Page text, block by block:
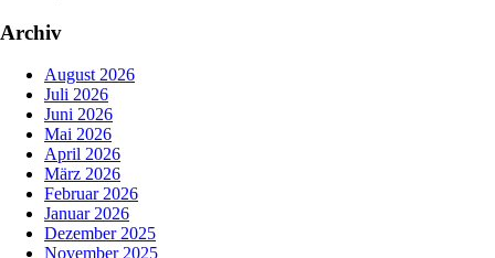
Archiv
August 2026
Juli 2026
Juni 2026
Mai 2026
April 2026
März 2026
Februar 2026
Januar 2026
Dezember 2025
November 2025